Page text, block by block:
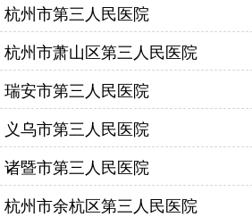
杭州市第三人民医院
杭州市萧山区第三人民医院
瑞安市第三人民医院
义乌市第三人民医院
诸暨市第三人民医院
杭州市余杭区第三人民医院